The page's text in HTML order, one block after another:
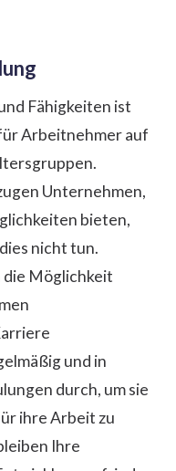
Fähigkeiten ist
Arbeitnehmer auf
Unternehmen,
bieten,
nicht tun.
Möglichkeit
und in
durch, um sie
ihre Arbeit zu
Ihre